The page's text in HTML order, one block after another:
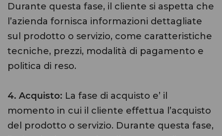
Durante questa fase, il cliente si aspetta che
l’azienda fornisca informazioni dettagliate
sul prodotto o servizio, come caratteristiche
tecniche, prezzi, modalità di pagamento e
politica di reso.
4. Acquisto: La fase di acquisto e’ il
momento in cui il cliente effettua l’acquisto
del prodotto o servizio. Durante questa fase,